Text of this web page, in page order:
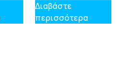
Διαβάστε
περισσότερα